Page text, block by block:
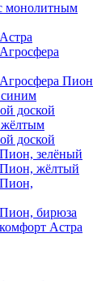
монолитным
Агросфера Пион
синим
доской
жёлтым
доской
зелёный
Пион, жёлтый
Пион,
Пион, бирюза
Астра